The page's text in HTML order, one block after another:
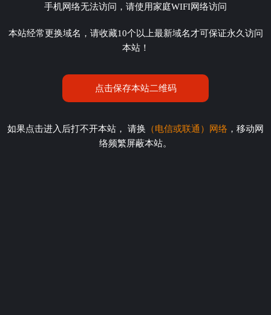
手机网络无法访问，请使用家庭WIFI网络访问
本站经常更换域名，请收藏10个以上最新域名才可保证永久访问
本站！
点击保存本站二维码
如果点击进入后打不开本站， 请换 （电信或联通）网络 ，移动网
络频繁屏蔽本站。